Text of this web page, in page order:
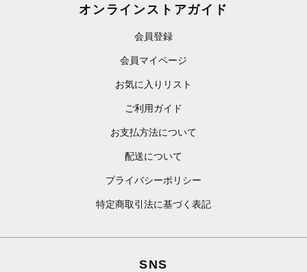
オンラインストアガイド
会員登録
会員マイページ
お気に入りリスト
ご利用ガイド
お支払方法について
配送について
プライバシーポリシー
特定商取引法に基づく表記
SNS